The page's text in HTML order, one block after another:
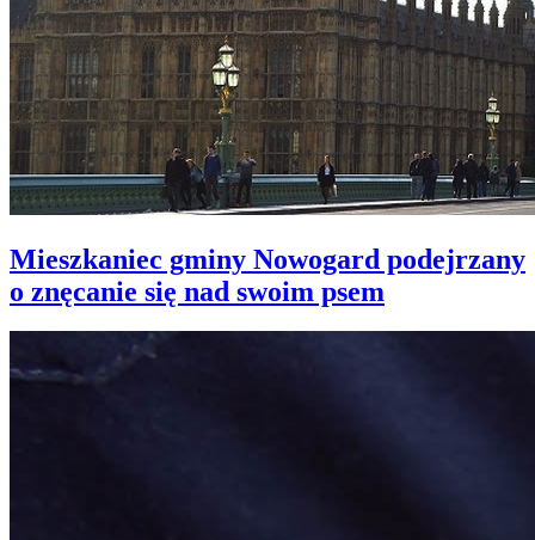
Mieszkaniec gminy Nowogard podejrzany
o znęcanie się nad swoim psem